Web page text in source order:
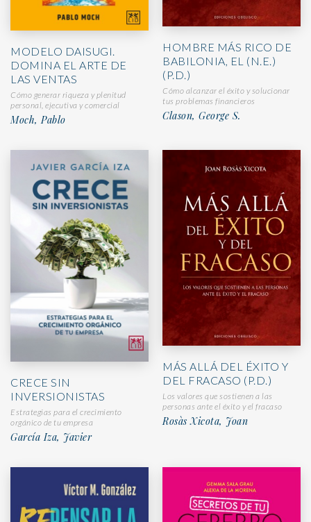
MODELO DAISUGI.
DOMINA EL ARTE DE
LAS VENTAS
Cómo generar riqueza y plenitud
personal, ejecutiva y comercial
Moch, Pablo
HOMBRE MÁS RICO DE
BABILONIA, EL (N.E.)
(P.D.)
Cómo alcanzar el éxito y solucionar
tus problemas financieros
Clason, George S.
CRECE SIN
INVERSIONISTAS
Estrategias para el crecimiento
orgánico de tu empresa
García Iza, Javier
MÁS ALLÁ DEL ÉXITO Y
DEL FRACASO (P.D.)
Los valores que sostienen a las
personas ante el éxito y el fracaso
Rosàs Xicota, Joan